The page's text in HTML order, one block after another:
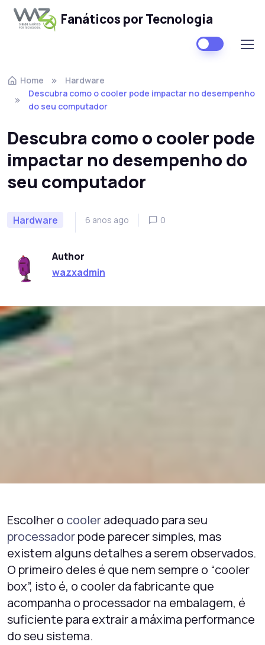
Fanáticos por Tecnologia
Home
Hardware
Descubra como o cooler pode impactar no desempenho
do seu computador
Descubra como o cooler pode
impactar no desempenho do
seu computador
Hardware 6 anos ago 0
Author
wazxadmin
Escolher o cooleradequado para seu
processadorpode parecer simples, mas
existem alguns detalhes a serem observados.
O primeiro deles é que nem sempre o “cooler
box”, isto é, o cooler da fabricante que
acompanha o processador na embalagem, é
suficiente para extrair a máxima performance
do seu sistema.